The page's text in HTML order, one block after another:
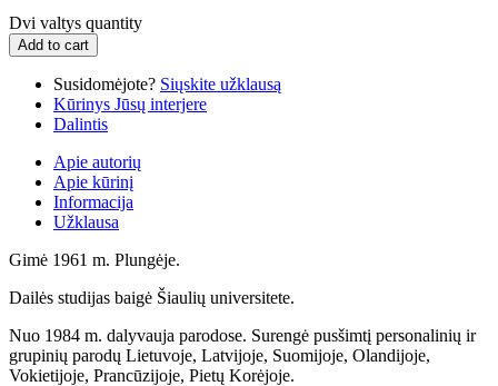
Dvi valtys quantity
Add to cart
Susidomėjote? Siųskite užklausą
Kūrinys Jūsų interjere
Dalintis
Apie autorių
Apie kūrinį
Informacija
Užklausa
Gimė 1961 m. Plungėje.
Dailės studijas baigė Šiaulių universitete.
Nuo 1984 m. dalyvauja parodose. Surengė pusšimtį personalinių ir
grupinių parodų Lietuvoje, Latvijoje, Suomijoje, Olandijoje,
Vokietijoje, Prancūzijoje, Pietų Korėjoje.